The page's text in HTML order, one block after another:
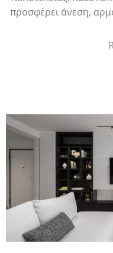
προσφέρει άνεση,